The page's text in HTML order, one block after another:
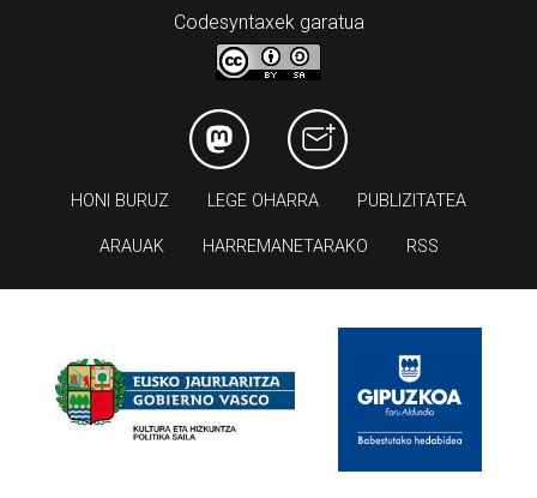
Codesyntaxek garatua
HONI BURUZ LEGE OHARRA PUBLIZITATEA
ARAUAK HARREMANETARAKO RSS